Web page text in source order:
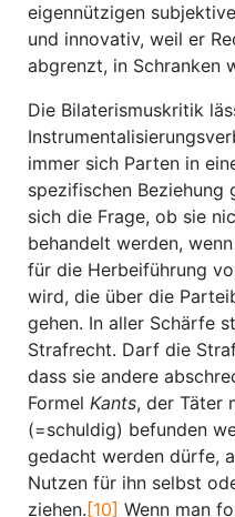
eigennützigen
und innovativ, weil er
abgrenzt, in Schranken
Die Bilaterismuskritik
immer sich Parten in
spezifischen Beziehung
sich die Frage, ob sie
behandelt werden,
für die Herbeiführung
wird, die über die
gehen. In aller Schärfe
Strafrecht. Darf die
dass sie andere
Formel Kants, der Täter
(=schuldig) befunden
gedacht werden dürfe,
Nutzen für ihn selbst
ziehen. [10] Wenn man